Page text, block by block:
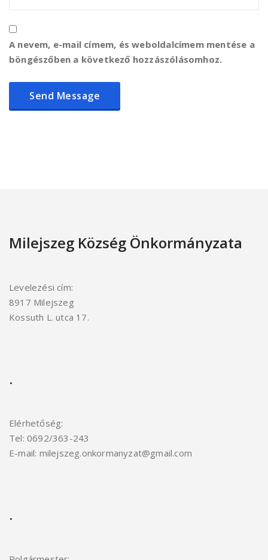
A nevem, e-mail címem, és weboldalcímem mentése a
böngészőben a következő hozzászólásomhoz.
Milejszeg Község Önkormányzata
Levelezési cím:
8917 Milejszeg
Kossuth L. utca 17.
.
Elérhetőség:
Tel: 0692/363-243
E-mail: milejszeg.onkormanyzat@gmail.com
.